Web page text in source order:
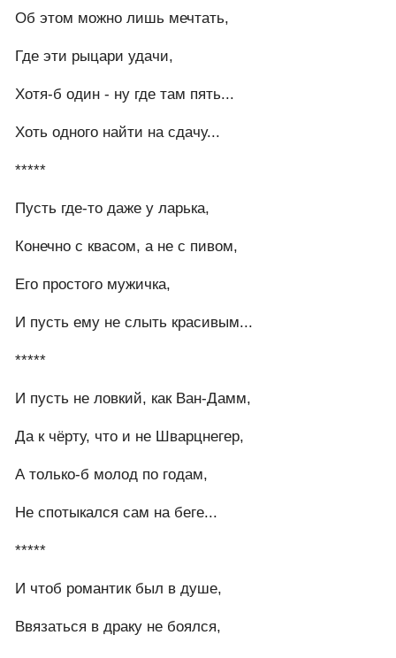
Об этом можно лишь мечтать,
Где эти рыцари удачи,
Хотя-б один - ну где там пять...
Хоть одного найти на сдачу...
*****
Пусть где-то даже у ларька,
Конечно с квасом, а не с пивом,
Его простого мужичка,
И пусть ему не слыть красивым...
*****
И пусть не ловкий, как Ван-Дамм,
Да к чёрту, что и не Шварцнегер,
А только-б молод по годам,
Не спотыкался сам на беге...
*****
И чтоб романтик был в душе,
Ввязаться в драку не боялся,